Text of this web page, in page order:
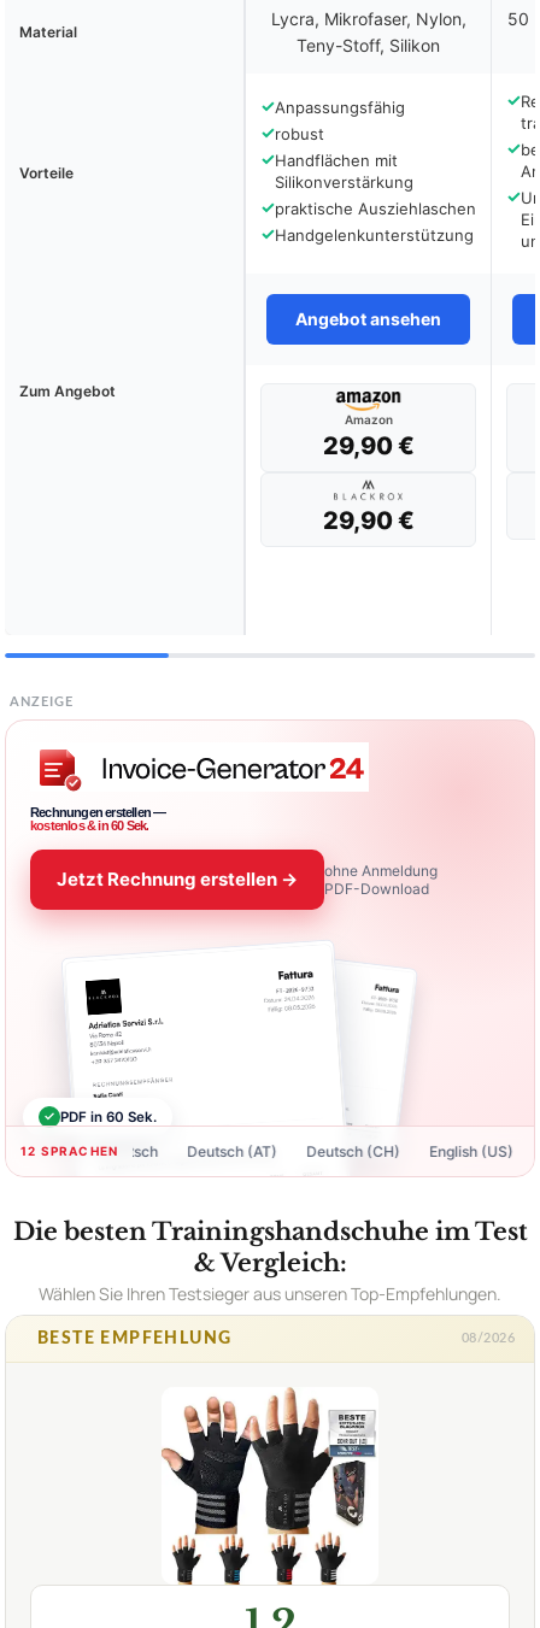
Material
Lycra, Mikrofaser, Nylon,
Teny-Stoff, Silikon
50
Vorteile
✓Anpassungsfähig
✓robust
✓Handflächen mit
Silikonverstärkung
✓praktische Ausziehlaschen
✓Handgelenkunterstützung
✓
✓
✓
Angebot ansehen
Zum Angebot
Amazon
29,90 €
29,90 €
ANZEIGE
Rechnungen erstellen —
kostenlos & in 60 Sek.
Jetzt Rechnung erstellen →
ohne Anmeldung
PDF-Download
✓ PDF in 60 Sek.
12 SPRACHEN
Deutsch Deutsch (AT) Deutsch (CH) English (US)
Die besten Trainingshandschuhe im Test
& Vergleich:
Wählen Sie Ihren Testsieger aus unseren Top-Empfehlungen.
BESTE EMPFEHLUNG 08/2026